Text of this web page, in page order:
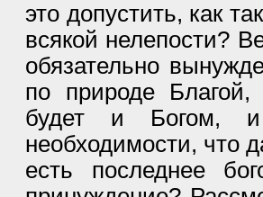
это допустить, как
всякой нелепости?
обязательно
по природе
будет и Богом,
необходимости, что
есть последнее